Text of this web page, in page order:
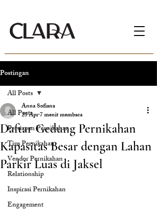
Postingan
All Posts
Persiapan Pernikahan
Tips Pernikahan
Vendor Pernikahan
Relationship
Inspirasi Pernikahan
Engagement
All Posts
Daftar Gedung Pernikahan
Kapasitas Besar dengan Lahan
Parkir Luas di Jaksel
Anna Sofiana
25 Apr7 menit membaca